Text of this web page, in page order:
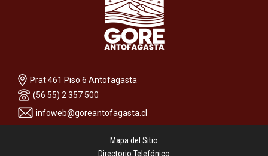
Prat 461 Piso 6 Antofagasta
(56 55) 2 357 500
infoweb@goreantofagasta.cl
Mapa del Sitio
Directorio Telefónico